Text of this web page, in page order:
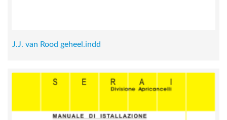
J.J. van Rood geheel.indd